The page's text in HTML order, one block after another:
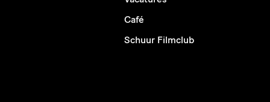
Café
Schuur Filmclub